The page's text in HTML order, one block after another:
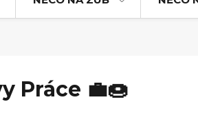
Práce 💼🍩